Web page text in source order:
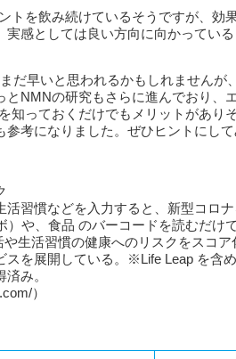
トを飲み続けているそうですが、効
実感としては良い方向に向かっている
だ早いと思われるかもしれませんが
とNMNの研究もさらに進んでおり、
知っておくだけでもメリットがあり
考になりました。ぜひヒントにして
活習慣などを入力すると、新型コロ
）や、食品 のバーコードを読むだけ
や生活習慣の健康へのリスクをスコ
スを展開している。※Life Leap を含
み。
）